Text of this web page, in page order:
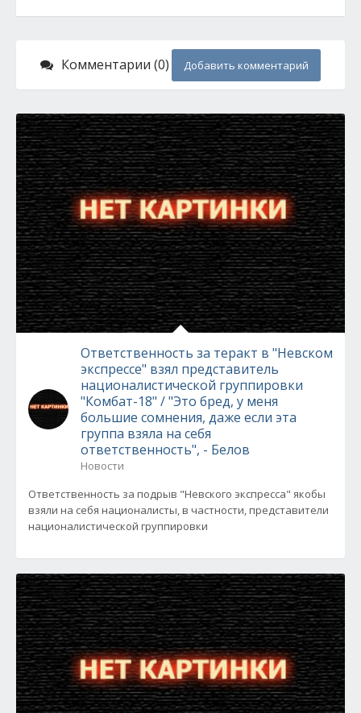
Комментарии (0) Добавить комментарий
Ответственность за теракт в "Невском
экспрессе" взял представитель
националистической группировки
"Комбат-18" / "Это бред, у меня
большие сомнения, даже если эта
группа взяла на себя
ответственность", - Белов
Новости
Ответственность за подрыв "Невского экспресса" якобы
взяли на себя националисты, в частности, представители
националистической группировки